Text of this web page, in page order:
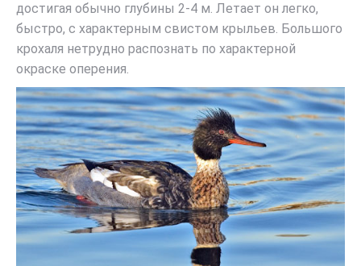
достигая обычно глубины 2-4 м. Летает он легко,
быстро, с характерным свистом крыльев. Большого
крохаля нетрудно распознать по характерной
окраске оперения.